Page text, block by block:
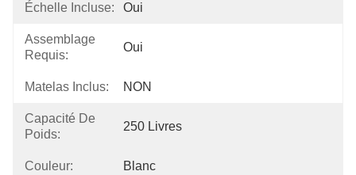
Échelle Incluse: Oui
Assemblage
Requis:
Oui
Matelas Inclus: NON
Capacité De
Poids:
250 Livres
Couleur: Blanc